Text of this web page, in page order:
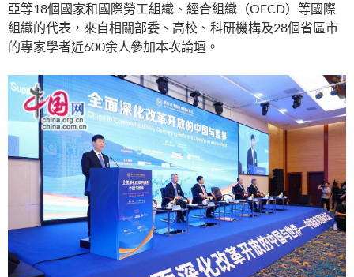
亞等18個國家和國際勞工組織、經合組織（OECD）等國際
組織的代表，來自相關部委、高校、科研機構及28個省區市
的專家學者近600余人參加本次論壇。